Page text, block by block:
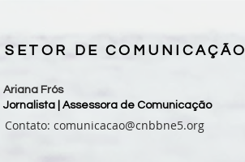
SETOR DE COMUNICAÇÃO
Contato: comunicacao@cnbbne5.org
Ariana Frós
Jornalista | Assessora de Comunicação